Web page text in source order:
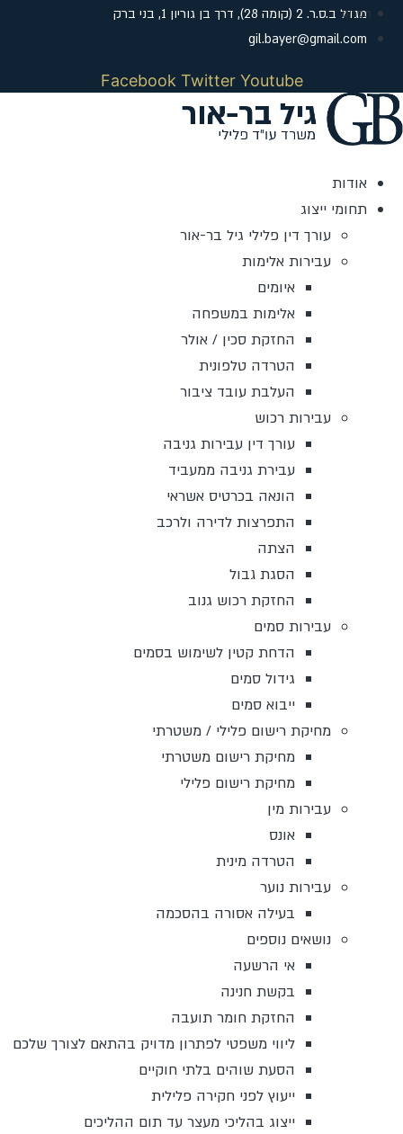
דלג
לתוכן
מגדל ב.ס.ר. 2 (קומה 28), דרך בן גוריון 1, בני ברק
gil.bayer@gmail.com
Facebook Twitter Youtube
אודות
תחומי ייצוג
עורך דין פלילי גיל בר-אור
עבירות אלימות
איומים
אלימות במשפחה
החזקת סכין / אולר
הטרדה טלפונית
העלבת עובד ציבור
עבירות רכוש
עורך דין עבירות גניבה
עבירת גניבה ממעביד
הונאה בכרטיס אשראי
התפרצות לדירה ולרכב
הצתה
הסגת גבול
החזקת רכוש גנוב
עבירות סמים
הדחת קטין לשימוש בסמים
גידול סמים
ייבוא סמים
מחיקת רישום פלילי / משטרתי
מחיקת רישום משטרתי
מחיקת רישום פלילי
עבירות מין
אונס
הטרדה מינית
עבירות נוער
בעילה אסורה בהסכמה
נושאים נוספים
אי הרשעה
בקשת חנינה
החזקת חומר תועבה
ליווי משפטי לפתרון מדויק בהתאם לצורך שלכם
הסעת שוהים בלתי חוקיים
ייעוץ לפני חקירה פלילית
ייצוג בהליכי מעצר עד תום ההליכים